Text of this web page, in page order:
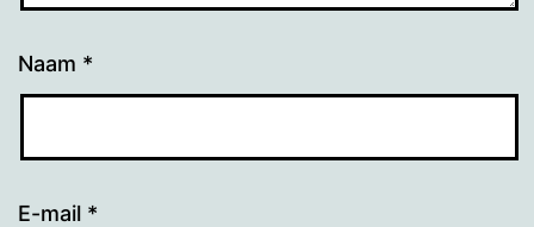
Naam *
E-mail *